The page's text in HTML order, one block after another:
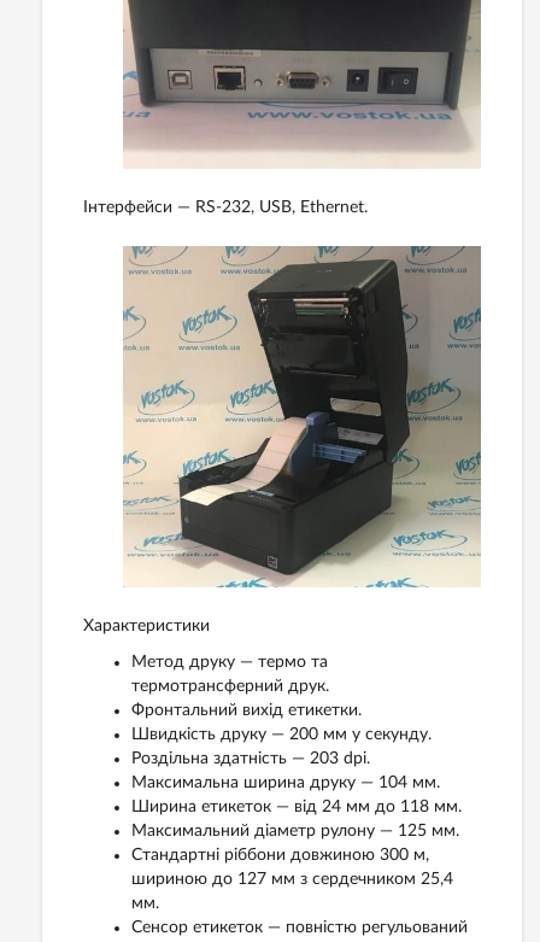
Інтерфейси — RS-232, USB, Ethernet.
Характеристики
Метод друку — термо та
термотрансферний друк.
Фронтальний вихід етикетки.
Швидкість друку — 200 мм у секунду.
Роздільна здатність — 203 dpi.
Максимальна ширина друку — 104 мм.
Ширина етикеток — від 24 мм до 118 мм.
Максимальний діаметр рулону — 125 мм.
Стандартні ріббони довжиною 300 м,
шириною до 127 мм з сердечником 25,4
мм.
Сенсор етикеток — повністю регульований